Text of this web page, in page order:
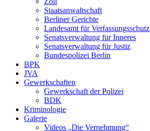
Staatsanwaltschaft
Berliner Gerichte
Landesamt für Verfassungsschutz
Senatsverwaltung für Inneres
Senatsverwaltung für Justiz
Bundespolizei Berlin
BPK
JVA
Gewerkschaften
Gewerkschaft der Polizei
BDK
Kriminologie
Galerie
Videos „Die Vernehmung“